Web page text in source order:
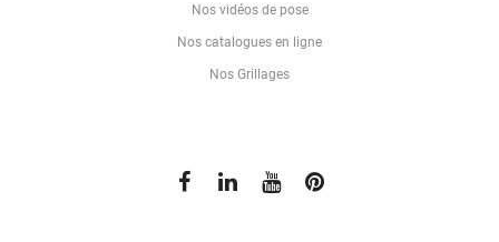
Nos vidéos de pose
Nos catalogues en ligne
Nos Grillages